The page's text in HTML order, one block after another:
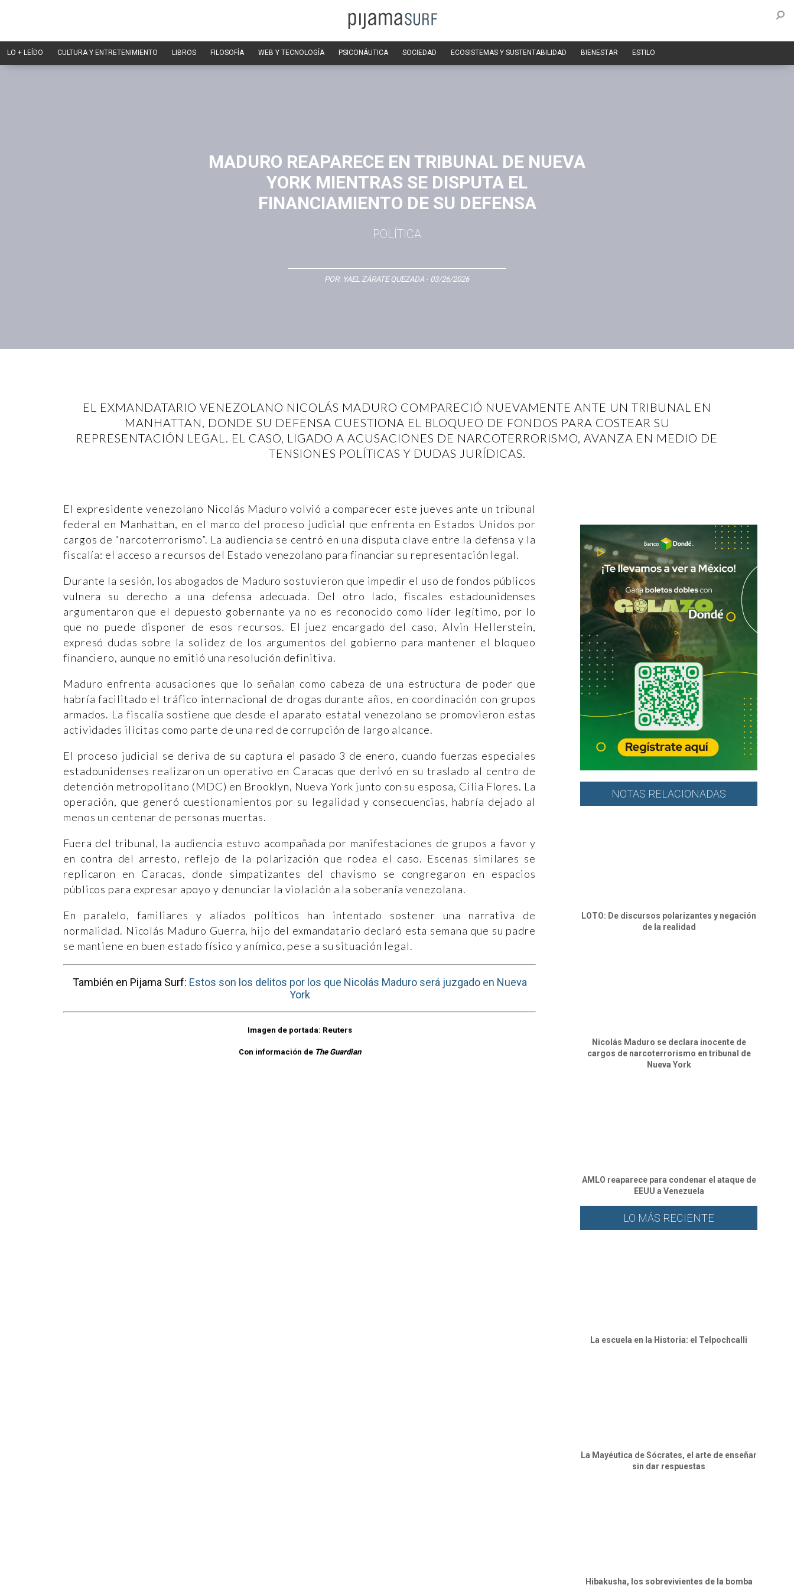
LO + LEÍDO CULTURA Y ENTRETENIMIENTO LIBROS FILOSOFÍA WEB Y TECNOLOGÍA PSICONÁUTICA SOCIEDAD ECOSISTEMAS Y SUSTENTABILIDAD BIENESTAR ESTILO
MADURO REAPARECE EN TRIBUNAL DE NUEVA
YORK MIENTRAS SE DISPUTA EL
FINANCIAMIENTO DE SU DEFENSA
POLÍTICA
POR: YAEL ZÁRATE QUEZADA - 03/26/2026
EL EXMANDATARIO VENEZOLANO NICOLÁS MADURO COMPARECIÓ NUEVAMENTE ANTE UN TRIBUNAL EN
MANHATTAN, DONDE SU DEFENSA CUESTIONA EL BLOQUEO DE FONDOS PARA COSTEAR SU
REPRESENTACIÓN LEGAL. EL CASO, LIGADO A ACUSACIONES DE NARCOTERRORISMO, AVANZA EN MEDIO DE
TENSIONES POLÍTICAS Y DUDAS JURÍDICAS.
El expresidente venezolano Nicolás Maduro volvió a comparecer este jueves ante un tribunal
federal en Manhattan, en el marco del proceso judicial que enfrenta en Estados Unidos por
cargos de “narcoterrorismo”. La audiencia se centró en una disputa clave entre la defensa y la
fiscalía: el acceso a recursos del Estado venezolano para financiar su representación legal.
Durante la sesión, los abogados de Maduro sostuvieron que impedir el uso de fondos públicos
vulnera su derecho a una defensa adecuada. Del otro lado, fiscales estadounidenses
argumentaron que el depuesto gobernante ya no es reconocido como líder legítimo, por lo
que no puede disponer de esos recursos. El juez encargado del caso, Alvin Hellerstein,
expresó dudas sobre la solidez de los argumentos del gobierno para mantener el bloqueo
financiero, aunque no emitió una resolución definitiva.
Maduro enfrenta acusaciones que lo señalan como cabeza de una estructura de poder que
habría facilitado el tráfico internacional de drogas durante años, en coordinación con grupos
armados. La fiscalía sostiene que desde el aparato estatal venezolano se promovieron estas
actividades ilícitas como parte de una red de corrupción de largo alcance.
El proceso judicial se deriva de su captura el pasado 3 de enero, cuando fuerzas especiales
estadounidenses realizaron un operativo en Caracas que derivó en su traslado al centro de
detención metropolitano (MDC) en Brooklyn, Nueva York junto con su esposa, Cilia Flores. La
operación, que generó cuestionamientos por su legalidad y consecuencias, habría dejado al
menos un centenar de personas muertas.
Fuera del tribunal, la audiencia estuvo acompañada por manifestaciones de grupos a favor y
en contra del arresto, reflejo de la polarización que rodea el caso. Escenas similares se
replicaron en Caracas, donde simpatizantes del chavismo se congregaron en espacios
públicos para expresar apoyo y denunciar la violación a la soberanía venezolana.
En paralelo, familiares y aliados políticos han intentado sostener una narrativa de
normalidad. Nicolás Maduro Guerra, hijo del exmandatario declaró esta semana que su padre
se mantiene en buen estado físico y anímico, pese a su situación legal.
También en Pijama Surf: Estos son los delitos por los que Nicolás Maduro será juzgado en Nueva
York
Imagen de portada: Reuters
Con información de The Guardian
NOTAS RELACIONADAS
LOTO: De discursos polarizantes y negación
de la realidad
Nicolás Maduro se declara inocente de
cargos de narcoterrorismo en tribunal de
Nueva York
AMLO reaparece para condenar el ataque de
EEUU a Venezuela
LO MÁS RECIENTE
La escuela en la Historia: el Telpochcalli
La Mayéutica de Sócrates, el arte de enseñar
sin dar respuestas
Hibakusha, los sobrevivientes de la bomba